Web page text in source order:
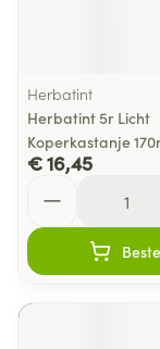
Herbatint
Herbatint 5r Licht
Koperkastanje
€ 16,45